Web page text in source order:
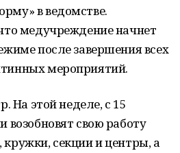
в ведомстве.
медучреждение начнет
после завершения всех
мероприятий.
На этой неделе, с 15
возобновят свою работу
секции и центры, а